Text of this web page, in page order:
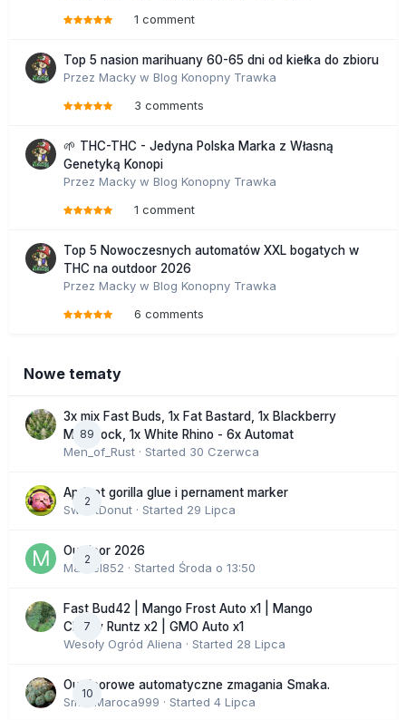
1 comment
Top 5 nasion marihuany 60-65 dni od kiełka do zbioru
Przez Macky w Blog Konopny Trawka
3 comments
🌱 THC-THC - Jedyna Polska Marka z Własną
Genetyką Konopi
Przez Macky w Blog Konopny Trawka
1 comment
Top 5 Nowoczesnych automatów XXL bogatych w
THC na outdoor 2026
Przez Macky w Blog Konopny Trawka
6 comments
Nowe tematy
89
3x mix Fast Buds, 1x Fat Bastard, 1x Blackberry
Moonrock, 1x White Rhino - 6x Automat
Men_of_Rust · Started 30 Czerwca
2
Apricot gorilla glue i pernament marker
SweetDonut · Started 29 Lipca
2
Outdoor 2026
Marcel852 · Started Środa o 13:50
7
Fast Bud42 | Mango Frost Auto x1 | Mango
Cherry Runtz x2 | GMO Auto x1
Wesoły Ogród Aliena · Started 28 Lipca
10
Outdoorowe automatyczne zmagania Smaka.
SmakMaroca999 · Started 4 Lipca